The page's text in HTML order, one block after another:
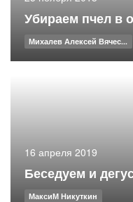
Убираем пчел в
Михалев Алексей Вячес...
16 апреля 2019
Беседуем и
МаксиМ Никуткин